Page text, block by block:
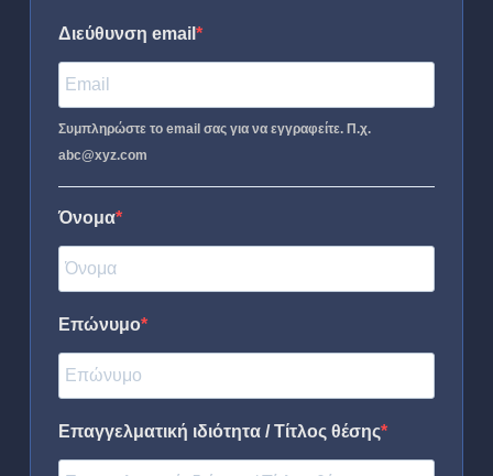
Διεύθυνση email
Συμπληρώστε το email σας για να εγγραφείτε. Π.χ.
abc@xyz.com
Όνομα
Επώνυμο
Επαγγελματική ιδιότητα / Τίτλος θέσης